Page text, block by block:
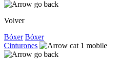
Volver
Bóxer Bóxer
Cinturones